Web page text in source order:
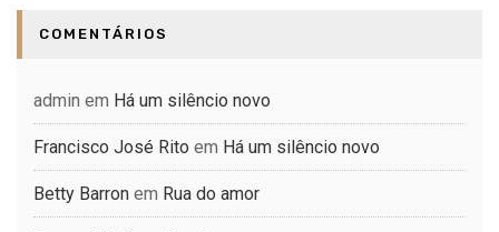
COMENTÁRIOS
admin em Há um silêncio novo
Francisco José Rito em Há um silêncio novo
Betty Barron em Rua do amor